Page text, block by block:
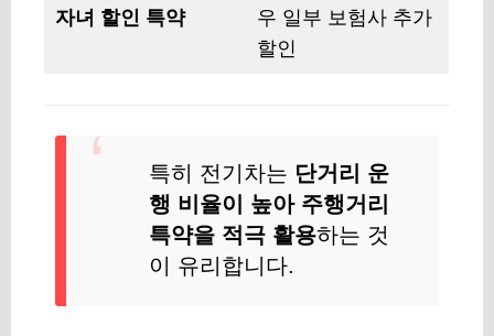
자녀 할인 특약
우 일부 보험사 추가
할인
특히 전기차는 단거리 운
행 비율이 높아 주행거리
특약을 적극 활용하는 것
이 유리합니다.